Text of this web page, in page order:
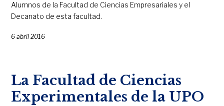
Alumnos de la Facultad de Ciencias Empresariales y el
Decanato de esta facultad.
6 abril 2016
La Facultad de Ciencias
Experimentales de la UPO